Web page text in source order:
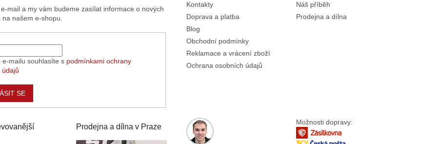
mail a my vám budeme zasílat informace o nových
našem e-shopu.
e-mailu souhlasíte s podmínkami ochrany
údajů
SE
Kontakty
Doprava a platba
Blog
Obchodní podmínky
Reklamace a vrácení zboží
Ochrana osobních údajů
Náš příběh
Prodejna a dílna
Prodejna a dílna v Praze
Možnosti dopravy: